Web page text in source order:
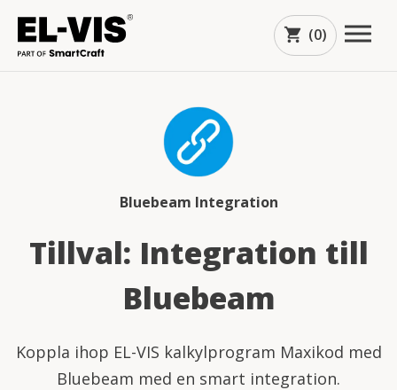
shopping_cart (0)
arrow_downward
Bluebeam Integration
Tillval: Integration till
Bluebeam
Koppla ihop EL-VIS kalkylprogram Maxikod med
Bluebeam med en smart integration.